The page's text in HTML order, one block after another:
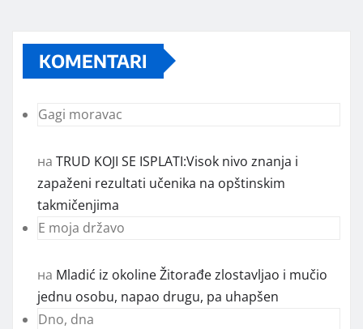
KOMENTARI
Gagi moravac
на TRUD KOJI SE ISPLATI:Visok nivo znanja i
zapaženi rezultati učenika na opštinskim
takmičenjima
E moja državo
на Mladić iz okoline Žitorađe zlostavljao i mučio
jednu osobu, napao drugu, pa uhapšen
Dno, dna